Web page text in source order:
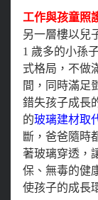
工作與孩童照
另一層樓以兒
1 歲多的小孫
式格局，不做
間，同時滿足
錯失孩子成長
的玻璃建材取
斷，爸爸隨時
著玻璃穿透，
保、無毒的健
使孩子的成長